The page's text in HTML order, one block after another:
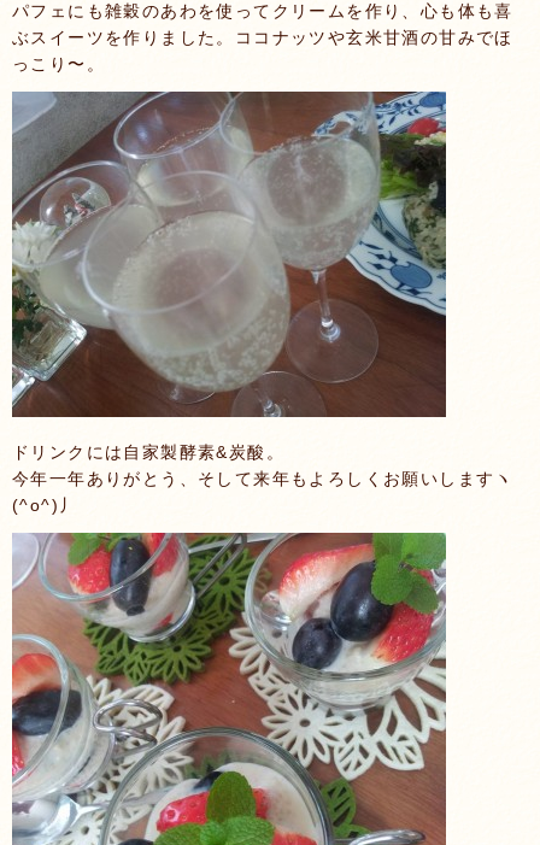
パフェにも雑穀のあわを使ってクリームを作り、心も体も喜
ぶスイーツを作りました。ココナッツや玄米甘酒の甘みでほ
っこり〜。
ドリンクには自家製酵素&炭酸。
今年一年ありがとう、そして来年もよろしくお願いしますヽ
(^o^)丿